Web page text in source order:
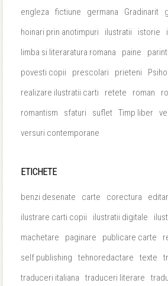
engleza
fictiune germana Gradinarit
hoinari prin anotimpuri
ilustratii istorie
limba si literaratura romana
paine parinti
povesti copii
prescolari prieteni
realizare ilustratii carti
retete roman
romantism
sfaturi suflet Timp liber
versuri contemporane
ETICHETE
benzi desenate carte corectura
ilustrare carti copii
ilustratii digitale
machetare
paginare publicare carte
self publishing
tehnoredactare texte
traduceri italiana
traduceri literare